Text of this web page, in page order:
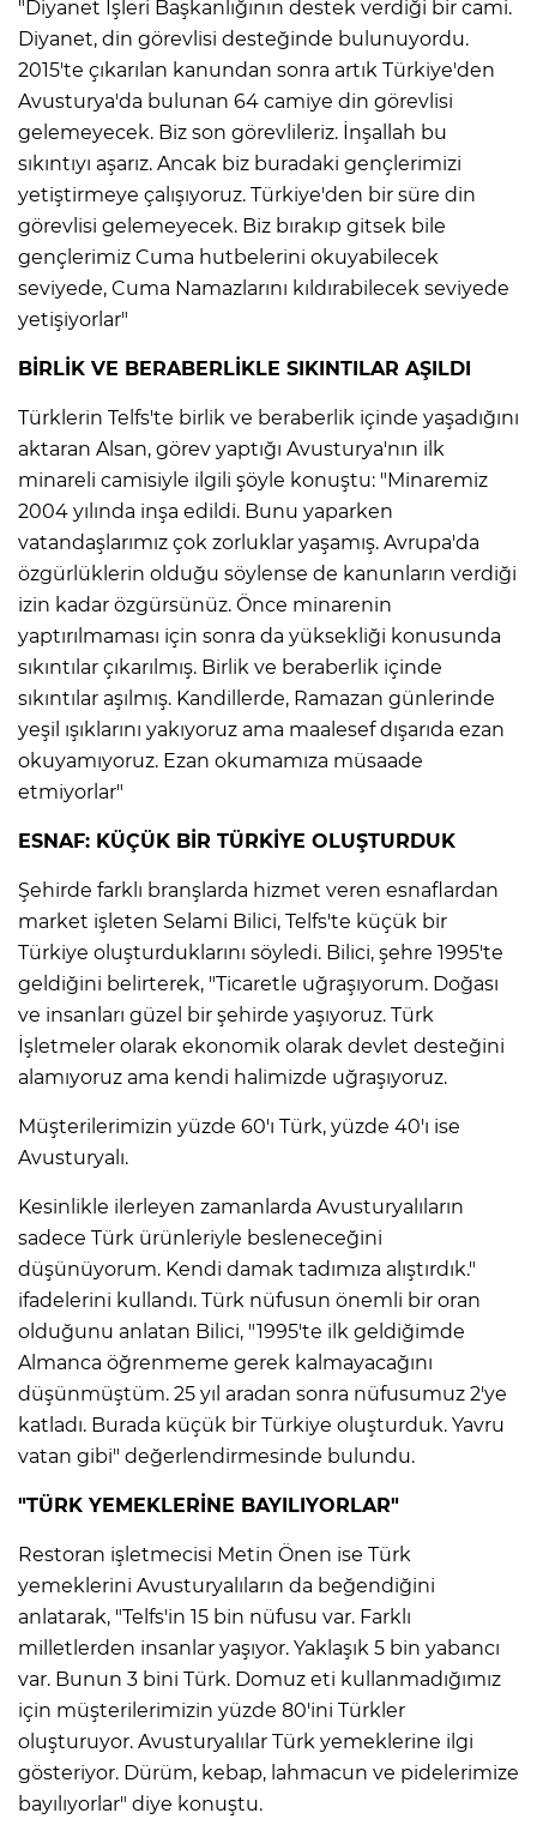
"Diyanet İşleri Başkanlığının destek verdiği bir cami.
Diyanet, din görevlisi desteğinde bulunuyordu.
2015'te çıkarılan kanundan sonra artık Türkiye'den
Avusturya'da bulunan 64 camiye din görevlisi
gelemeyecek. Biz son görevlileriz. İnşallah bu
sıkıntıyı aşarız. Ancak biz buradaki gençlerimizi
yetiştirmeye çalışıyoruz. Türkiye'den bir süre din
görevlisi gelemeyecek. Biz bırakıp gitsek bile
gençlerimiz Cuma hutbelerini okuyabilecek
seviyede, Cuma Namazlarını kıldırabilecek seviyede
yetişiyorlar"
BİRLİK VE BERABERLİKLE SIKINTILAR AŞILDI
Türklerin Telfs'te birlik ve beraberlik içinde yaşadığını
aktaran Alsan, görev yaptığı Avusturya'nın ilk
minareli camisiyle ilgili şöyle konuştu: "Minaremiz
2004 yılında inşa edildi. Bunu yaparken
vatandaşlarımız çok zorluklar yaşamış. Avrupa'da
özgürlüklerin olduğu söylense de kanunların verdiği
izin kadar özgürsünüz. Önce minarenin
yaptırılmaması için sonra da yüksekliği konusunda
sıkıntılar çıkarılmış. Birlik ve beraberlik içinde
sıkıntılar aşılmış. Kandillerde, Ramazan günlerinde
yeşil ışıklarını yakıyoruz ama maalesef dışarıda ezan
okuyamıyoruz. Ezan okumamıza müsaade
etmiyorlar"
ESNAF: KÜÇÜK BİR TÜRKİYE OLUŞTURDUK
Şehirde farklı branşlarda hizmet veren esnaflardan
market işleten Selami Bilici, Telfs'te küçük bir
Türkiye oluşturduklarını söyledi. Bilici, şehre 1995'te
geldiğini belirterek, "Ticaretle uğraşıyorum. Doğası
ve insanları güzel bir şehirde yaşıyoruz. Türk
İşletmeler olarak ekonomik olarak devlet desteğini
alamıyoruz ama kendi halimizde uğraşıyoruz.
Müşterilerimizin yüzde 60'ı Türk, yüzde 40'ı ise
Avusturyalı.
Kesinlikle ilerleyen zamanlarda Avusturyalıların
sadece Türk ürünleriyle besleneceğini
düşünüyorum. Kendi damak tadımıza alıştırdık."
ifadelerini kullandı. Türk nüfusun önemli bir oran
olduğunu anlatan Bilici, "1995'te ilk geldiğimde
Almanca öğrenmeme gerek kalmayacağını
düşünmüştüm. 25 yıl aradan sonra nüfusumuz 2'ye
katladı. Burada küçük bir Türkiye oluşturduk. Yavru
vatan gibi" değerlendirmesinde bulundu.
"TÜRK YEMEKLERİNE BAYILIYORLAR"
Restoran işletmecisi Metin Önen ise Türk
yemeklerini Avusturyalıların da beğendiğini
anlatarak, "Telfs'in 15 bin nüfusu var. Farklı
milletlerden insanlar yaşıyor. Yaklaşık 5 bin yabancı
var. Bunun 3 bini Türk. Domuz eti kullanmadığımız
için müşterilerimizin yüzde 80'ini Türkler
oluşturuyor. Avusturyalılar Türk yemeklerine ilgi
gösteriyor. Dürüm, kebap, lahmacun ve pidelerimize
bayılıyorlar" diye konuştu.